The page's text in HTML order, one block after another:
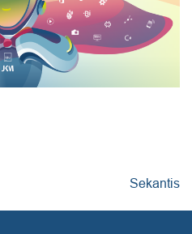
Sekantis